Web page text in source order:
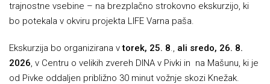
trajnostne vsebine – na brezplačno strokovno ekskurzijo, ki
bo potekala v okviru projekta LIFE Varna paša.
Ekskurzija bo organizirana vtorek, 25. 8., ali sredo, 26. 8.
2026, v Centru o velikih zvereh DINA v Pivki in na Mašunu, ki je
od Pivke oddaljen približno 30 minut vožnje skozi Knežak.